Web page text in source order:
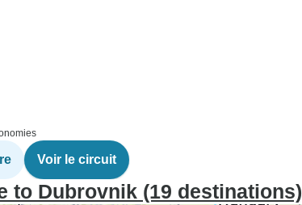
Voir le circuit
to Dubrovnik (19 destinations)